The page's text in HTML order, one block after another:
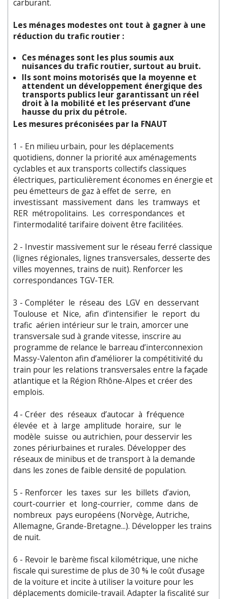
carburant.
Les ménages modestes ont tout à gagner à une
réduction du trafic routier :
Ces ménages sont les plus soumis aux
nuisances du trafic routier, surtout au bruit.
Ils sont moins motorisés que la moyenne et
attendent un développement énergique des
transports publics leur garantissant un réel
droit à la mobilité et les préservant d’une
hausse du prix du pétrole.
Les mesures préconisées par la FNAUT
1 - En milieu urbain, pour les déplacements
quotidiens, donner la priorité aux aménagements
cyclables et aux transports collectifs classiques
électriques, particulièrement économes en énergie et
peu émetteurs de gaz à effet de serre, en
investissant massivement dans les tramways et
RER métropolitains. Les correspondances et
l’intermodalité tarifaire doivent être facilitées.
2 - Investir massivement sur le réseau ferré classique
(lignes régionales, lignes transversales, desserte des
villes moyennes, trains de nuit). Renforcer les
correspondances TGV-TER.
3 - Compléter le réseau des LGV en desservant
Toulouse et Nice, afin d’intensifier le report du
trafic aérien intérieur sur le train, amorcer une
transversale sud à grande vitesse, inscrire au
programme de relance le barreau d’interconnexion
Massy-Valenton afin d’améliorer la compétitivité du
train pour les relations transversales entre la façade
atlantique et la Région Rhône-Alpes et créer des
emplois.
4 - Créer des réseaux d’autocar à fréquence
élevée et à large amplitude horaire, sur le
modèle suisse ou autrichien, pour desservir les
zones périurbaines et rurales. Développer des
réseaux de minibus et de transport à la demande
dans les zones de faible densité de population.
5 - Renforcer les taxes sur les billets d’avion,
court-courrier et long-courrier, comme dans de
nombreux pays européens (Norvège, Autriche,
Allemagne, Grande-Bretagne...). Développer les trains
de nuit.
6 - Revoir le barème fiscal kilométrique, une niche
fiscale qui surestime de plus de 30 % le coût d’usage
de la voiture et incite à utiliser la voiture pour les
déplacements domicile-travail. Adapter la fiscalité sur